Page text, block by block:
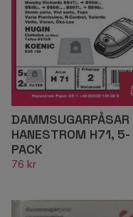
DAMMSUGARPÅSAR
HANESTROM H71, 5-
PACK
76 kr